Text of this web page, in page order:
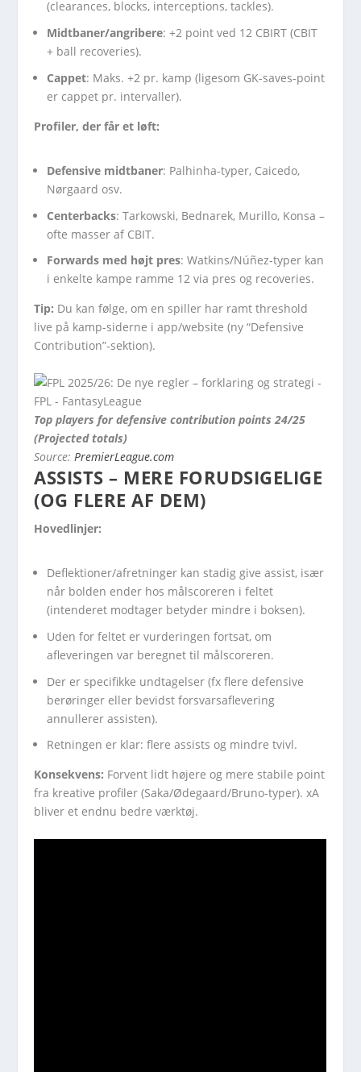
(clearances, blocks, interceptions, tackles).
Midtbaner/angribere: +2 point ved 12 CBIRT (CBIT
+ ball recoveries).
Cappet: Maks. +2 pr. kamp (ligesom GK-saves-point
er cappet pr. intervaller).
Profiler, der får et løft:
Defensive midtbaner: Palhinha-typer, Caicedo,
Nørgaard osv.
Centerbacks: Tarkowski, Bednarek, Murillo, Konsa –
ofte masser af CBIT.
Forwards med højt pres: Watkins/Núñez-typer kan
i enkelte kampe ramme 12 via pres og recoveries.
Tip: Du kan følge, om en spiller har ramt threshold
live på kamp-siderne i app/website (ny “Defensive
Contribution”-sektion).
Top players for defensive contribution points 24/25
(Projected totals)
Source: PremierLeague.com
ASSISTS – MERE FORUDSIGELIGE
(OG FLERE AF DEM)
Hovedlinjer:
Deflektioner/afretninger kan stadig give assist, især
når bolden ender hos målscoreren i feltet
(intenderet modtager betyder mindre i boksen).
Uden for feltet er vurderingen fortsat, om
afleveringen var beregnet til målscoreren.
Der er specifikke undtagelser (fx flere defensive
berøringer eller bevidst forsvarsaflevering
annullerer assisten).
Retningen er klar: flere assists og mindre tvivl.
Konsekvens: Forvent lidt højere og mere stabile point
fra kreative profiler (Saka/Ødegaard/Bruno-typer). xA
bliver et endnu bedre værktøj.